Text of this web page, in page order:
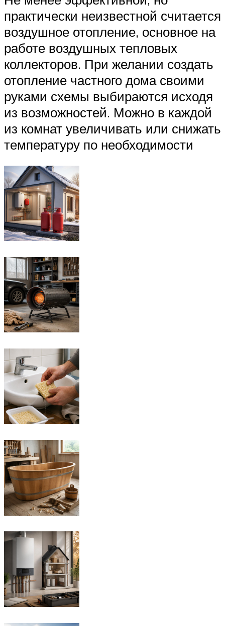
практически неизвестной считается
воздушное отопление, основное на
работе воздушных тепловых
коллекторов. При желании создать
отопление частного дома своими
руками схемы выбираются исходя
из возможностей. Можно в каждой
из комнат увеличивать или снижать
температуру по необходимости